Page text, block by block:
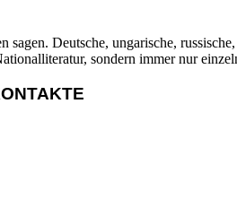
Deutsche, ungarische,
sondern immer nur